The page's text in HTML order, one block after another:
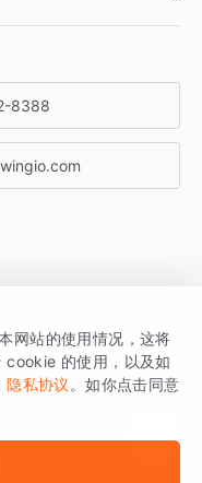
8388
牌，核心平台为 GrowingIO
网站的使用情况，这将
cookie 的使用，以及如
隐私协议 。如你点击同意